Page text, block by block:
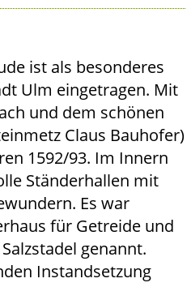
ist als besonderes
Ulm eingetragen. Mit
und dem schönen
Claus Bauhofer)
1592/93. Im Innern
Ständerhallen mit
Es war
für Getreide und
genannt.
Instandsetzung